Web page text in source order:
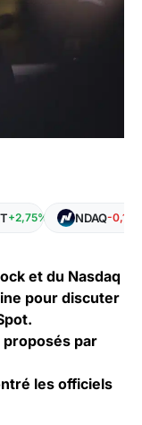
+2,75% NDAQ-
et du Nasdaq
pour discuter
proposés par
les officiels